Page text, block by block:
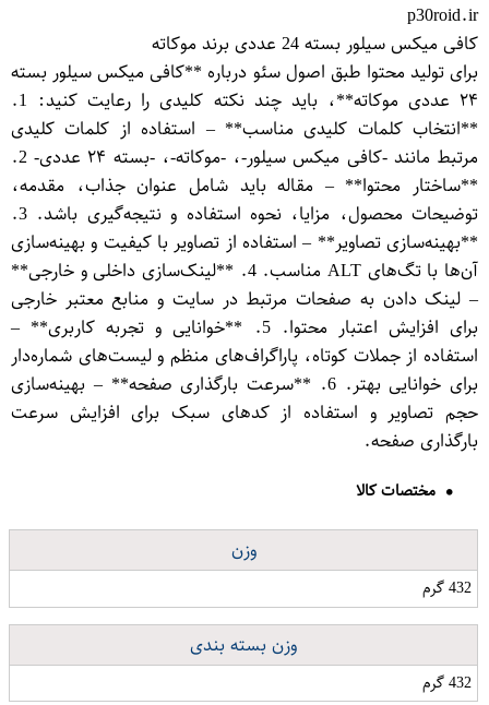
p30roid.ir
کافی میکس سیلور بسته 24 عددی برند موکاته
برای تولید محتوا طبق اصول سئو درباره **کافی میکس سیلور بسته
۲۴ عددی موکاته**، باید چند نکته کلیدی را رعایت کنید: 1.
**انتخاب کلمات کلیدی مناسب** – استفاده از کلمات کلیدی
مرتبط مانند -کافی میکس سیلور-، -موکاته-، -بسته ۲۴ عددی- 2.
**ساختار محتوا** – مقاله باید شامل عنوان جذاب، مقدمه،
توضیحات محصول، مزایا، نحوه استفاده و نتیجه‌گیری باشد. 3.
**بهینه‌سازی تصاویر** – استفاده از تصاویر با کیفیت و بهینه‌سازی
آن‌ها با تگ‌های ALT مناسب. 4. **لینک‌سازی داخلی و خارجی**
– لینک دادن به صفحات مرتبط در سایت و منابع معتبر خارجی
برای افزایش اعتبار محتوا. 5. **خوانایی و تجربه کاربری** –
استفاده از جملات کوتاه، پاراگراف‌های منظم و لیست‌های شماره‌دار
برای خوانایی بهتر. 6. **سرعت بارگذاری صفحه** – بهینه‌سازی
حجم تصاویر و استفاده از کدهای سبک برای افزایش سرعت
بارگذاری صفحه.
مختصات کالا
وزن
432 گرم
وزن بسته بندی
432 گرم